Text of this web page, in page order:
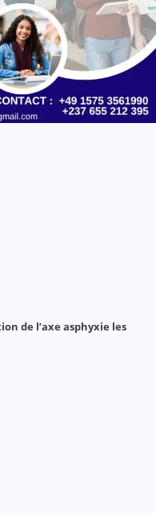
de l’axe asphyxie les